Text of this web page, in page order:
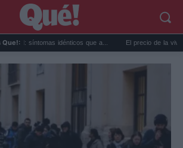
Que!: idénticos que a... El precio de la vivienda en